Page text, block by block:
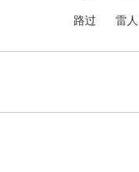
路过 雷人